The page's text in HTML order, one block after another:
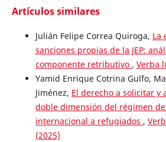
Artículos similares
Julián Felipe Correa Quiroga, La
sanciones propias de la JEP:
componente retributivo , Verba
Yamid Enrique Cotrina Gulfo,
Jiménez, El derecho a solicitar
doble dimensión del régimen
internacional a refugiados ,
(2025)